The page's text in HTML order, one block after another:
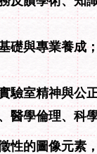
礎與專業養成
驗室精神與公
醫學倫理、科
性的圖像元素